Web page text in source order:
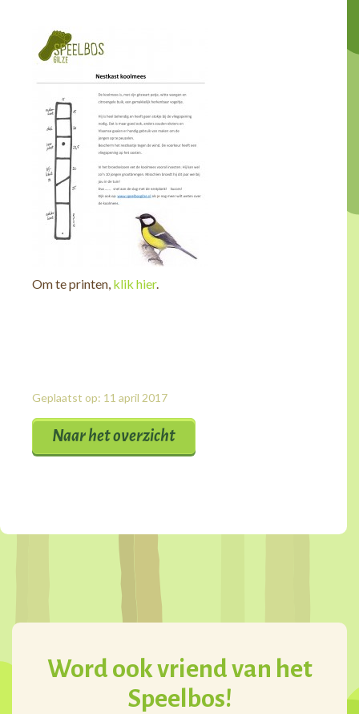
Om te printen, klik hier.
Geplaatst op: 11 april 2017
Naar het overzicht
Word ook vriend van het
Speelbos!